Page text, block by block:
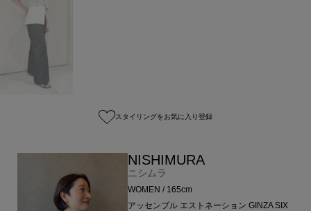
スタイリングをお気に入り登録
NISHIMURA
ニシムラ
WOMEN / 165cm
アッセンブル エストネーション GINZA SIX